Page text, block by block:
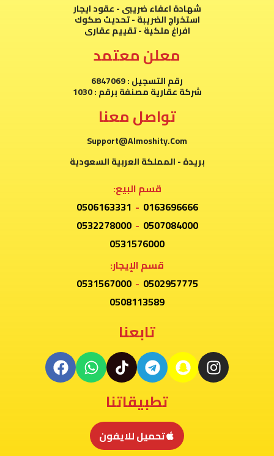
شهادة اعفاء ضريبى - عقود ايجار
استخراج الضريبة - تحديث صكوك
افراغ ملكية - تقييم عقارى
معلن معتمد
رقم التسجيل : 6847069
شركة عقارية مصنفة برقم : 1030
تواصل معنا
Support@Almoshity.Com
بريدة - المملكة العربية السعودية
قسم البيع:
0163696666
-
0506163331
0507084000
-
0532278000
0531576000
قسم الإيجار:
0502957775
-
0531567000
0508113589
تابعنا
تطبيقاتنا
تحميل للايفون